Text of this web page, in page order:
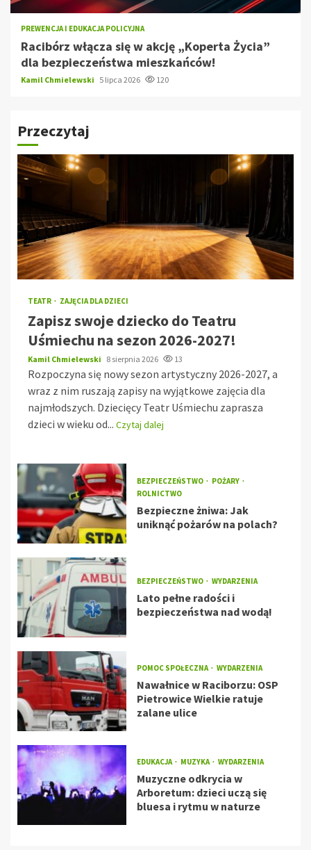
PREWENCJA I EDUKACJA POLICYJNA
Racibórz włącza się w akcję „Koperta Życia”
dla bezpieczeństwa mieszkańców!
Kamil Chmielewski 5 lipca 2026 120
Przeczytaj
TEATR ZAJĘCIA DLA DZIECI
Zapisz swoje dziecko do Teatru
Uśmiechu na sezon 2026-2027!
Kamil Chmielewski 8 sierpnia 2026 13
Rozpoczyna się nowy sezon artystyczny 2026-2027, a
wraz z nim ruszają zapisy na wyjątkowe zajęcia dla
najmłodszych. Dziecięcy Teatr Uśmiechu zaprasza
dzieci w wieku od... Czytaj dalej
BEZPIECZEŃSTWO
POŻARY
ROLNICTWO
Bezpieczne żniwa: Jak
uniknąć pożarów na polach?
BEZPIECZEŃSTWO WYDARZENIA
Lato pełne radości i
bezpieczeństwa nad wodą!
POMOC SPOŁECZNA WYDARZENIA
Nawałnice w Raciborzu: OSP
Pietrowice Wielkie ratuje
zalane ulice
EDUKACJA MUZYKA WYDARZENIA
Muzyczne odkrycia w
Arboretum: dzieci uczą się
bluesa i rytmu w naturze